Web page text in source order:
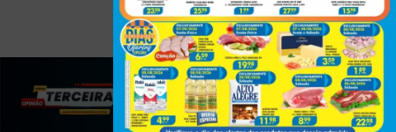
(43) 991545950